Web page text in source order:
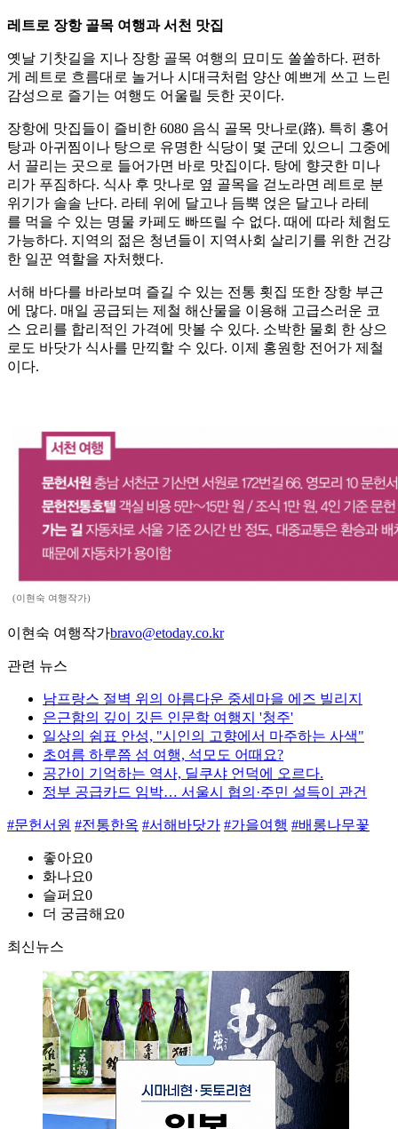
레트로 장항 골목 여행과 서천 맛집
옛날 기찻길을 지나 장항 골목 여행의 묘미도 쏠쏠하다. 편하
게 레트로 흐름대로 놀거나 시대극처럼 양산 예쁘게 쓰고 느린
감성으로 즐기는 여행도 어울릴 듯한 곳이다.
장항에 맛집들이 즐비한 6080 음식 골목 맛나로(路). 특히 홍어
탕과 아귀찜이나 탕으로 유명한 식당이 몇 군데 있으니 그중에
서 끌리는 곳으로 들어가면 바로 맛집이다. 탕에 향긋한 미나
리가 푸짐하다. 식사 후 맛나로 옆 골목을 걷노라면 레트로 분
위기가 솔솔 난다. 라테 위에 달고나 듬뿍 얹은 달고나 라테
를 먹을 수 있는 명물 카페도 빠뜨릴 수 없다. 때에 따라 체험도
가능하다. 지역의 젊은 청년들이 지역사회 살리기를 위한 건강
한 일꾼 역할을 자처했다.
서해 바다를 바라보며 즐길 수 있는 전통 횟집 또한 장항 부근
에 많다. 매일 공급되는 제철 해산물을 이용해 고급스러운 코
스 요리를 합리적인 가격에 맛볼 수 있다. 소박한 물회 한 상으
로도 바닷가 식사를 만끽할 수 있다. 이제 홍원항 전어가 제철
이다.
(이현숙 여행작가)
이현숙 여행작가bravo@etoday.co.kr
관련 뉴스
남프랑스 절벽 위의 아름다운 중세마을 에즈 빌리지
은근함의 깊이 깃든 인문학 여행지 '청주'
일상의 쉼표 안성, "시인의 고향에서 마주하는 사색"
초여름 하루쯤 섬 여행, 석모도 어때요?
공간이 기억하는 역사, 딜쿠샤 언덕에 오르다.
정부 공급카드 임박… 서울시 협의·주민 설득이 관건
#문헌서원 #전통한옥 #서해바닷가 #가을여행 #배롱나무꽃
좋아요0
화나요0
슬퍼요0
더 궁금해요0
최신뉴스